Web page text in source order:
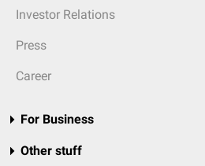
Investor Relations
Press
Career
For Business
Other stuff